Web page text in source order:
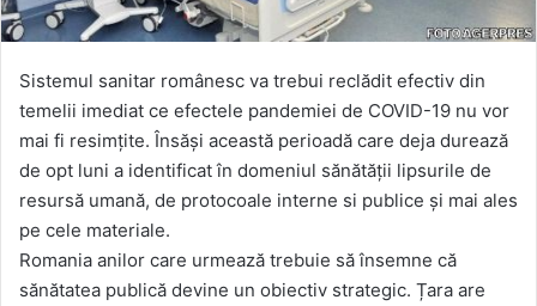
Sistemul sanitar românesc va trebui reclădit efectiv din
temelii imediat ce efectele pandemiei de COVID-19 nu vor
mai fi resimțite. Însăși această perioadă care deja durează
de opt luni a identificat în domeniul sănătății lipsurile de
resursă umană, de protocoale interne si publice și mai ales
pe cele materiale.
Romania anilor care urmează trebuie să însemne că
sănătatea publică devine un obiectiv strategic. Țara are